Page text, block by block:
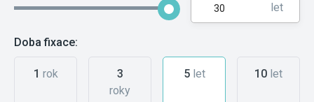
let
Doba fixace:
1 rok
3
roky
5let 10 let